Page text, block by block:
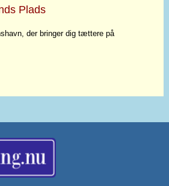
Plads
der bringer dig tættere på